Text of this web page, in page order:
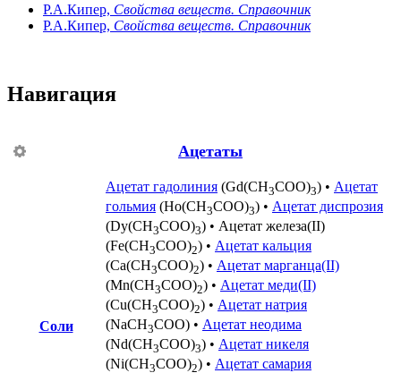
Р.А.Кипер, Свойства веществ. Справочник
Р.А.Кипер, Свойства веществ. Справочник
Навигация
Ацетаты
Соли
Ацетат гадолиния (Gd(CH3COO)3) • Ацетат
гольмия (Ho(CH3COO)3) • Ацетат диспрозия
(Dy(CH3COO)3) • Ацетат железа(II)
(Fe(CH3COO)2) • Ацетат кальция
(Ca(CH3COO)2) • Ацетат марганца(II)
(Mn(CH3COO)2) • Ацетат меди(II)
(Cu(CH3COO)2) • Ацетат натрия
(NaCH3COO) • Ацетат неодима
(Nd(CH3COO)3) • Ацетат никеля
(Ni(CH3COO)2) • Ацетат самария